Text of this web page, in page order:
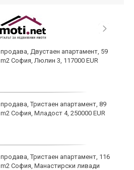
продава, Двустаен апартамент, 59
m2 София, Люлин 3, 117000 EUR
продава, Тристаен апартамент, 89
m2 София, Младост 4, 250000 EUR
продава, Тристаен апартамент, 116
m2 София, Манастирски ливади